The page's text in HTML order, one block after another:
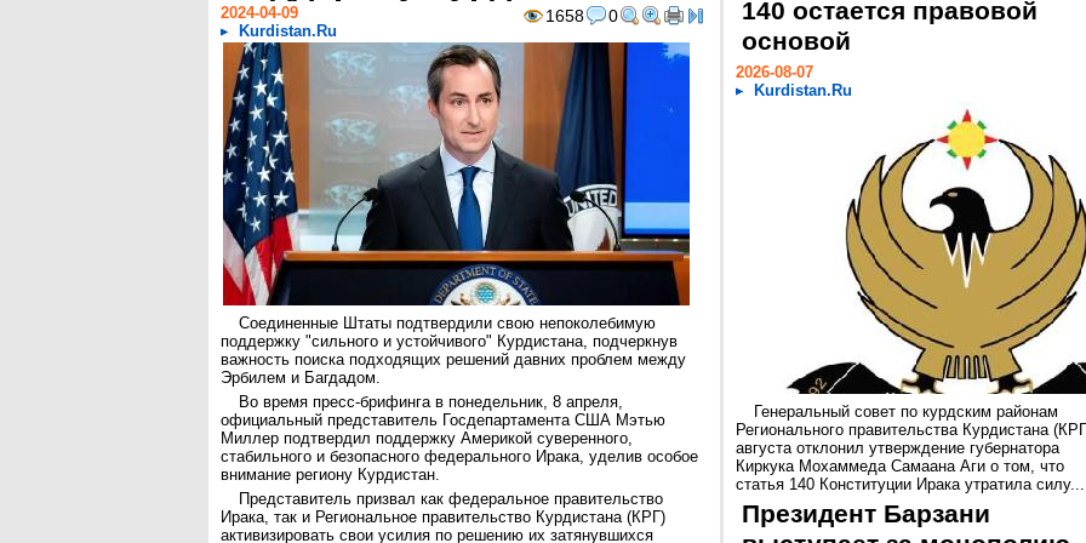
1658 0
2024-04-09
Kurdistan.Ru
Соединенные Штаты подтвердили свою непоколебимую
поддержку "сильного и устойчивого" Курдистана, подчеркнув
важность поиска подходящих решений давних проблем между
Эрбилем и Багдадом.
Во время пресс-брифинга в понедельник, 8 апреля,
официальный представитель Госдепартамента США Мэтью
Миллер подтвердил поддержку Америкой суверенного,
стабильного и безопасного федерального Ирака, уделив особое
внимание региону Курдистан.
Представитель призвал как федеральное правительство
Ирака, так и Региональное правительство Курдистана (КРГ)
активизировать свои усилия по решению их затянувшихся
140 остается правовой
основой
2026-08-07
Kurdistan.Ru
Генеральный совет по курдским районам
Регионального правительства Курдистана
августа отклонил утверждение губернатора
Киркука Мохаммеда Самаана Аги о том, что
статья 140 Конституции Ирака утратила силу...
Президент Барзани